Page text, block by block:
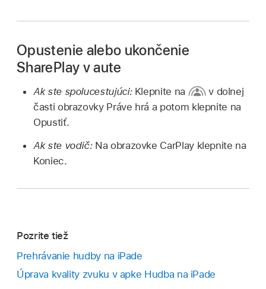
Opustenie alebo ukončenie
SharePlay v aute
Ak ste spolucestujúci: Klepnite na
v dolnej
časti obrazovky Práve hrá a potom klepnite na
Opustiť.
Ak ste vodič: Na obrazovke CarPlay klepnite na
Koniec.
Pozrite tiež
Prehrávanie hudby na iPade
Úprava kvality zvuku v apke Hudba na iPade